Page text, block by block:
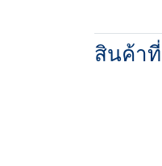
สินค้าที่